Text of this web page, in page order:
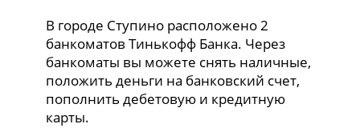
В городе Ступино расположено 2
банкоматов Тинькофф Банка. Через
банкоматы вы можете снять наличные,
положить деньги на банковский счет,
пополнить дебетовую и кредитную
карты.